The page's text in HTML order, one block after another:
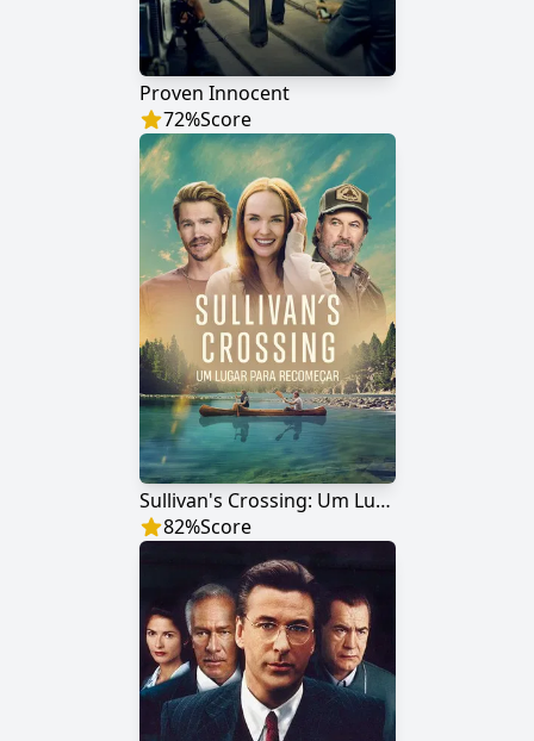
Proven Innocent
72%Score
Sullivan's Crossing: Um Lugar para Recomeçar
82%Score